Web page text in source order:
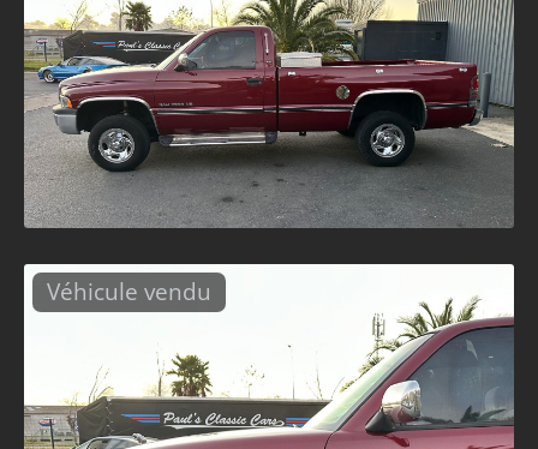
Véhicule vendu